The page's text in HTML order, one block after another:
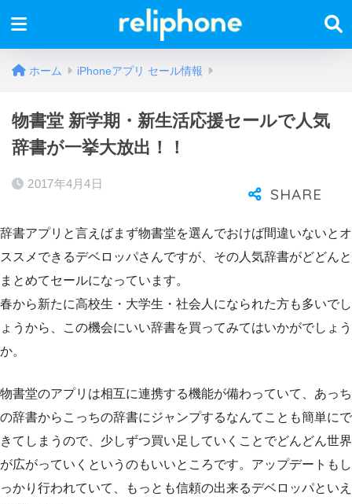
ホーム iPhoneアプリ セール情報
物書堂 新学期・新生活応援セールで人気
辞書が一挙大放出！！
2017年4月4日
辞書アプリと言えばまず物書堂を選んでおけば間違いないとオ
ススメできるデベロッパさんですが、その人気辞書がどどんと
まとめてセールになっています。
春から新たに高校生・大学生・社会人になられた方も多いでし
ょうから、この機会にいい辞書を買ってみてはいかがでしょう
か。
物書堂のアプリは相互に連携する機能が備わっていて、あっち
の辞書からこっちの辞書にジャンプするなんてことも簡単にで
きてしまうので、少しずつ買い足していくことでどんどん世界
が広がっていくというのもいいところです。アップデートもし
っかり行われていて、もっとも信頼の出来るデベロッパといえ